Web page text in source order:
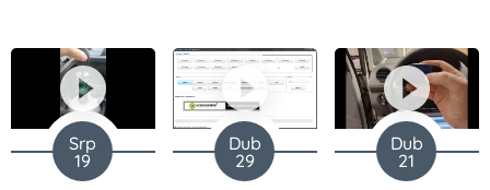
Srp
19
Dub
29
Dub
21